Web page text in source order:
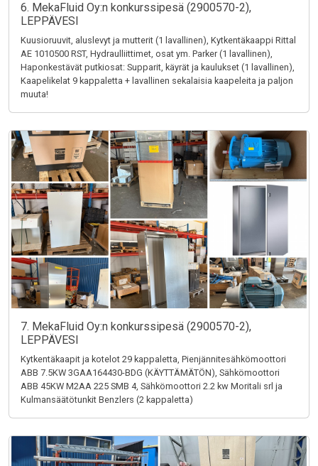
6. MekaFluid Oy:n konkurssipesä (2900570-2),
LEPPÄVESI
Kuusioruuvit, aluslevyt ja mutterit (1 lavallinen), Kytkentäkaappi Rittal
AE 1010500 RST, Hydraulliittimet, osat ym. Parker (1 lavallinen),
Haponkestävät putkiosat: Supparit, käyrät ja kaulukset (1 lavallinen),
Kaapelikelat 9 kappaletta + lavallinen sekalaisia kaapeleita ja paljon
muuta!
7. MekaFluid Oy:n konkurssipesä (2900570-2),
LEPPÄVESI
Kytkentäkaapit ja kotelot 29 kappaletta, Pienjännitesähkömoottori
ABB 7.5KW 3GAA164430-BDG (KÄYTTÄMÄTÖN), Sähkömoottori
ABB 45KW M2AA 225 SMB 4, Sähkömoottori 2.2 kw Moritali srl ja
Kulmansäätötunkit Benzlers (2 kappaletta)